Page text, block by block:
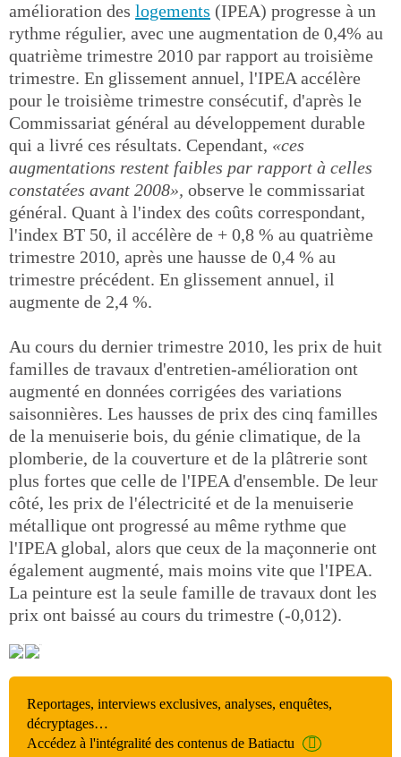
amélioration des logements (IPEA) progresse à un
rythme régulier, avec une augmentation de 0,4% au
quatrième trimestre 2010 par rapport au troisième
trimestre. En glissement annuel, l'IPEA accélère
pour le troisième trimestre consécutif, d'après le
Commissariat général au développement durable
qui a livré ces résultats. Cependant, «ces
augmentations restent faibles par rapport à celles
constatées avant 2008», observe le commissariat
général. Quant à l'index des coûts correspondant,
l'index BT 50, il accélère de + 0,8 % au quatrième
trimestre 2010, après une hausse de 0,4 % au
trimestre précédent. En glissement annuel, il
augmente de 2,4 %.
Au cours du dernier trimestre 2010, les prix de huit
familles de travaux d'entretien-amélioration ont
augmenté en données corrigées des variations
saisonnières. Les hausses de prix des cinq familles
de la menuiserie bois, du génie climatique, de la
plomberie, de la couverture et de la plâtrerie sont
plus fortes que celle de l'IPEA d'ensemble. De leur
côté, les prix de l'électricité et de la menuiserie
métallique ont progressé au même rythme que
l'IPEA global, alors que ceux de la maçonnerie ont
également augmenté, mais moins vite que l'IPEA.
La peinture est la seule famille de travaux dont les
prix ont baissé au cours du trimestre (-0,012).
Reportages, interviews exclusives, analyses, enquêtes,
décryptages…
Accédez à l'intégralité des contenus de Batiactu